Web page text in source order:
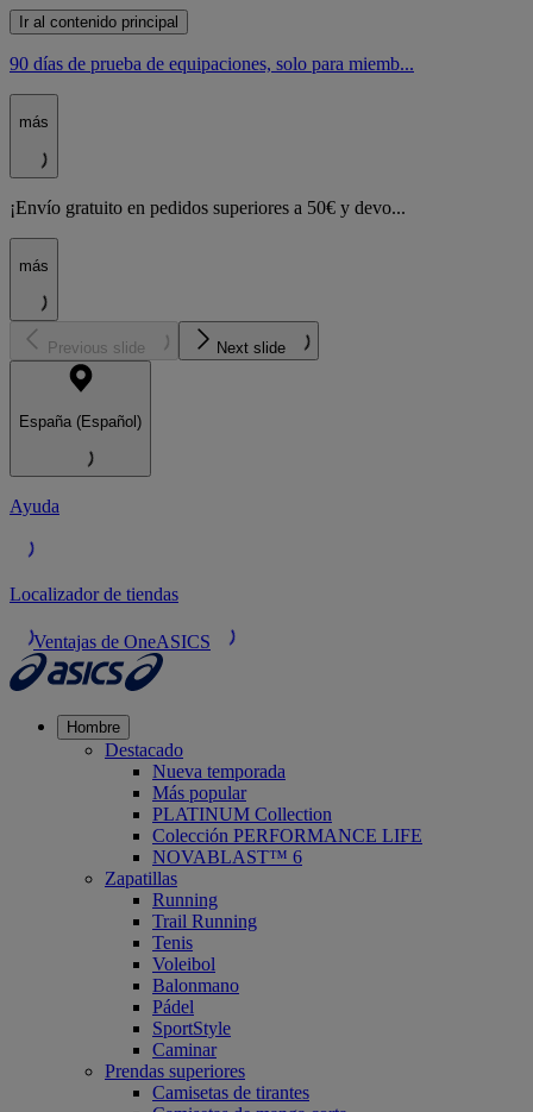
Ir al contenido principal
90 días de prueba de equipaciones, solo para miemb...
más
¡Envío gratuito en pedidos superiores a 50€ y devo...
más
Previous slide Next slide
España (Español)
Ayuda
Localizador de tiendas
Ventajas de OneASICS
Hombre
Destacado
Nueva temporada
Más popular
PLATINUM Collection
Colección PERFORMANCE LIFE
NOVABLAST™ 6
Zapatillas
Running
Trail Running
Tenis
Voleibol
Balonmano
Pádel
SportStyle
Caminar
Prendas superiores
Camisetas de tirantes